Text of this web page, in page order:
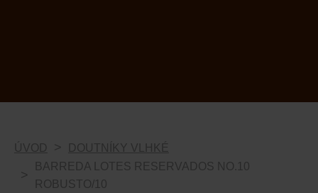
ÚVOD
DOUTNÍKY VLHKÉ
BARREDA LOTES RESERVADOS NO.10
ROBUSTO/10